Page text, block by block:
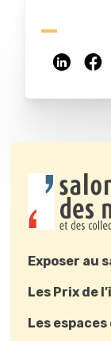
Exposer au
Les Prix de
Les espaces